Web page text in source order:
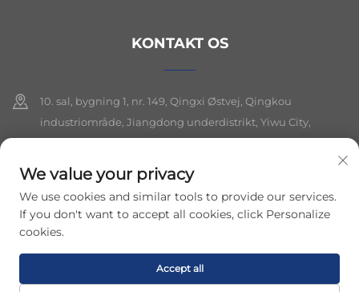
KONTAKT OS
10. sal, bygning 1, nr. 149, Qingxi Østvej, Qingkou
industriområde, Jiangdong underdistrikt, Yiwu City,
+86-19564394943
[email protected]
Ophavsret © 2026 Yiwu Lancui Jewelry Co., Ltd. Alle rettigheder
We value your privacy
We use cookies and similar tools to provide our services.
If you don't want to accept all cookies, click Personalize
cookies.
Accept all